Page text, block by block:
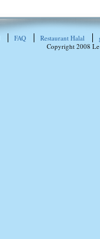
FAQ Restaurant Halal
Copyright 2008